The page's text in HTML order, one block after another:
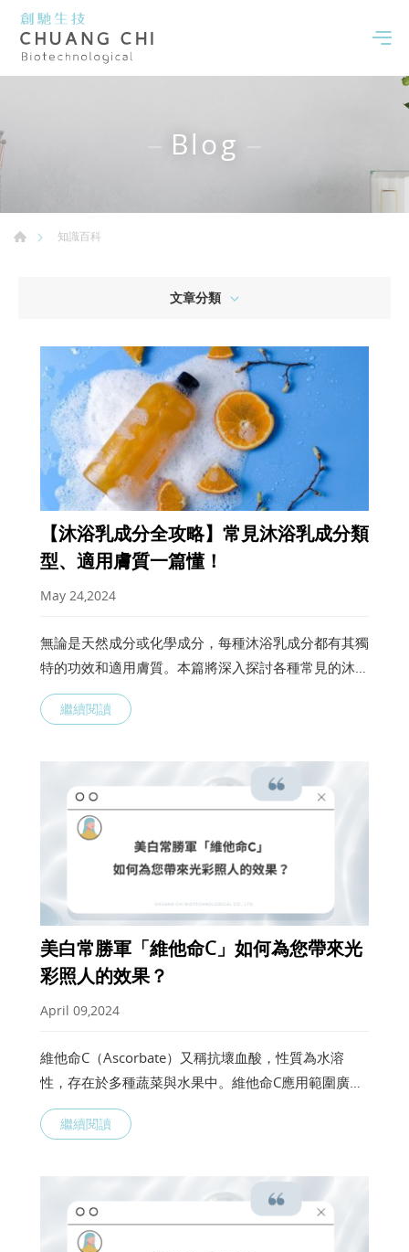
Blog
知識百科
文章分類
【沐浴乳成分全攻略】常見沐浴乳成分類
型、適用膚質一篇懂！
May 24,2024
無論是天然成分或化學成分，每種沐浴乳成分都有其獨
特的功效和適用膚質。本篇將深入探討各種常見的沐浴
乳成分類型，並解釋它們對皮膚的影響，讓你更加了解
如何挑選適合自己的沐浴乳，一起來認識常見的沐浴乳
繼續閱讀
美白常勝軍「維他命C」如何為您帶來光
彩照人的效果？
April 09,2024
維他命C（Ascorbate）又稱抗壞血酸，性質為水溶
性，存在於多種蔬菜與水果中。維他命C應用範圍廣
泛，涵蓋促進身體的修復過程並加強免疫系統、幫助維
持皮膚、骨骼和血管的健康，抗氧化特性幫助保護皮膚
的關鍵營養素
繼續閱讀